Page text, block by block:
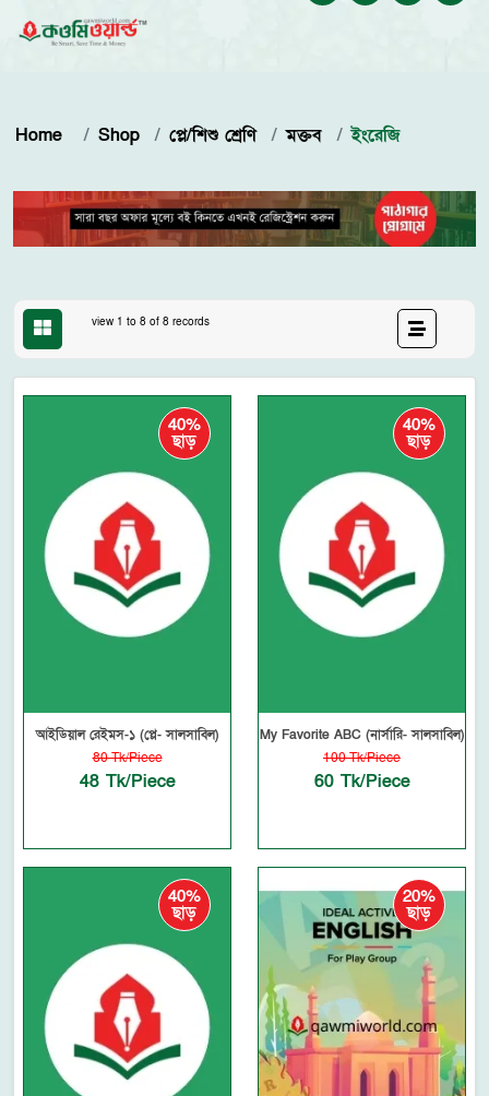
Home Shop প্লে/শিশু শ্রেণি মক্তব ইংরেজি
view 1 to 8 of 8 records
40%
ছাড়
আইডিয়াল রেইমস-১ (প্লে- সালসাবিল)
80 Tk/Piece
48 Tk/Piece
40%
ছাড়
My Favorite ABC (নার্সারি- সালসাবিল)
100 Tk/Piece
60 Tk/Piece
40%
ছাড়
20%
ছাড়